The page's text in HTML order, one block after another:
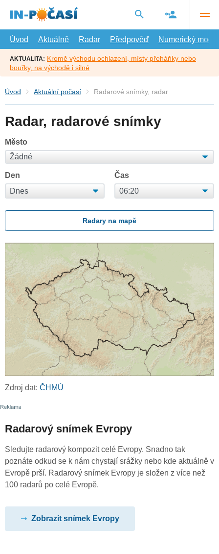
hlavní
Úvod
Aktuálně Radar Předpověď Numerický model
AKTUALITA: Kromě východu ochlazení, místy přeháňky nebo
bouřky, na východě i silné
Úvod Aktuální počasí Radarové snímky, radar
Radar, radarové snímky
Město
Den Čas
Radary na mapě
Zdroj dat: ČHMÚ
Radarový snímek Evropy
Sledujte radarový kompozit celé Evropy. Snadno tak
poznáte odkud se k nám chystají srážky nebo kde aktuálně v
Evropě prší. Radarový snímek Evropy je složen z více než
100 radarů po celé Evropě.
Zobrazit snímek Evropy